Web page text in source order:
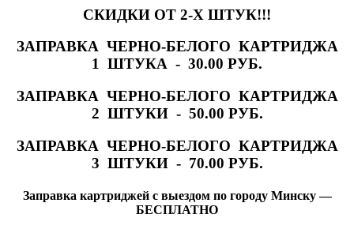
СКИДКИ ОТ 2-Х ШТУК!!!
ЗАПРАВКА ЧЕРНО-БЕЛОГО КАРТРИДЖА
1 ШТУКА - 30.00 РУБ.
ЗАПРАВКА ЧЕРНО-БЕЛОГО КАРТРИДЖА
2 ШТУКИ - 50.00 РУБ.
ЗАПРАВКА ЧЕРНО-БЕЛОГО КАРТРИДЖА
3 ШТУКИ - 70.00 РУБ.
Заправка картриджей с выездом по городу Минску —
БЕСПЛАТНО